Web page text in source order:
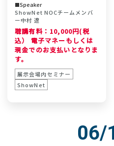
Speaker
ShowNet NOCチームメンバ
ー中村 遼
聴講有料：10,000円(税
込） 電子マネーもしくは
現金でのお支払いとなりま
す。
展示会場内セミナー
ShowNet
06/